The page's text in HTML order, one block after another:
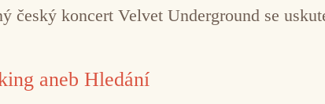
český koncert Velvet Underground se
aneb Hledání